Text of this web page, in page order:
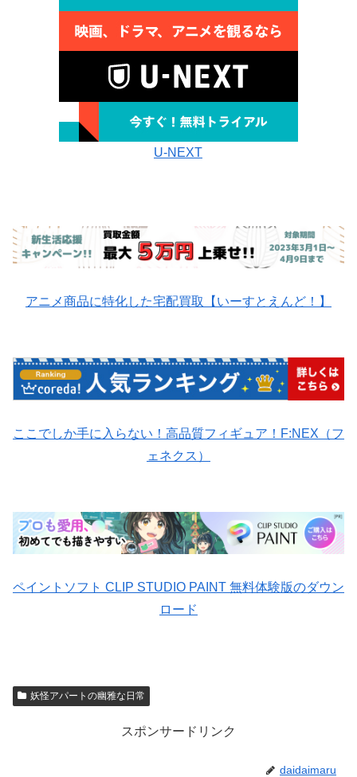
U-NEXT
アニメ商品に特化した宅配買取【いーすとえんど！】
ここでしか手に入らない！高品質フィギュア！F:NEX（フ
ェネクス）
ペイントソフト CLIP STUDIO PAINT 無料体験版のダウン
ロード
妖怪アパートの幽雅な日常
スポンサードリンク
daidaimaru